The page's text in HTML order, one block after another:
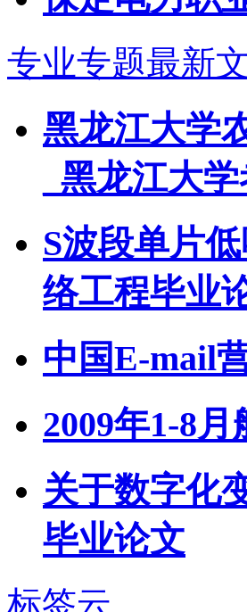
专业专题最新
黑龙江大学
_黑龙江大
S波段单片
络工程毕业
中国E-mail
2009年1-8
关于数字化
毕业论文
标签云